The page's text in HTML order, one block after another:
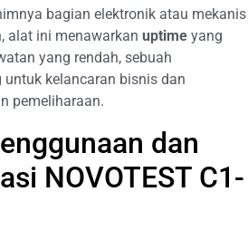
bagian elektronik atau mekanis
alat ini menawarkan uptime yang
yang rendah, sebuah
kelancaran bisnis dan
pemeliharaan.
dan
NOVOTEST C1-